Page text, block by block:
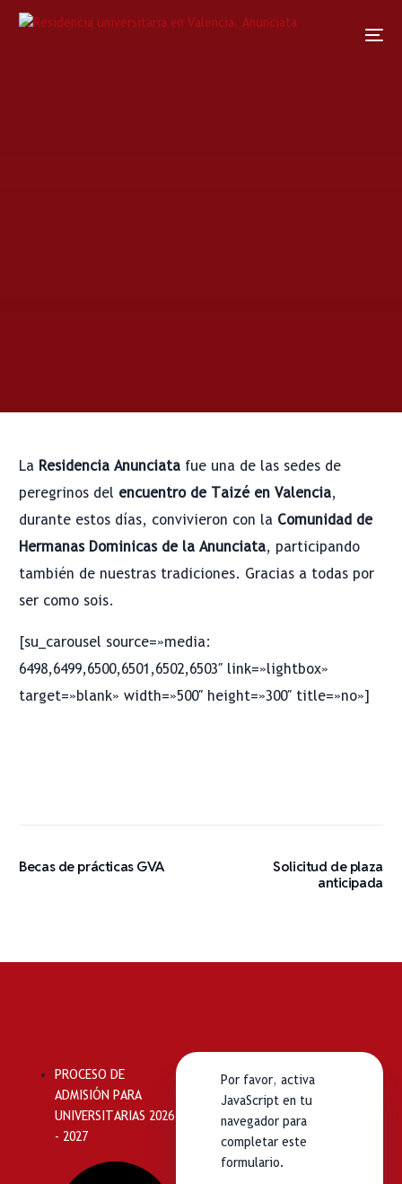
La Residencia Anunciata fue una de las sedes de
peregrinos del encuentro de Taizé en Valencia,
durante estos días, convivieron con la Comunidad de
Hermanas Dominicas de la Anunciata, participando
también de nuestras tradiciones. Gracias a todas por
ser como sois.
[su_carousel source=»media:
6498,6499,6500,6501,6502,6503″ link=»lightbox»
target=»blank» width=»500″ height=»300″ title=»no»]
Becas de prácticas GVA
Solicitud de plaza
anticipada
PROCESO DE
ADMISIÓN PARA
UNIVERSITARIAS 2026
- 2027
Por favor, activa
JavaScript en tu
navegador para
completar este
formulario.